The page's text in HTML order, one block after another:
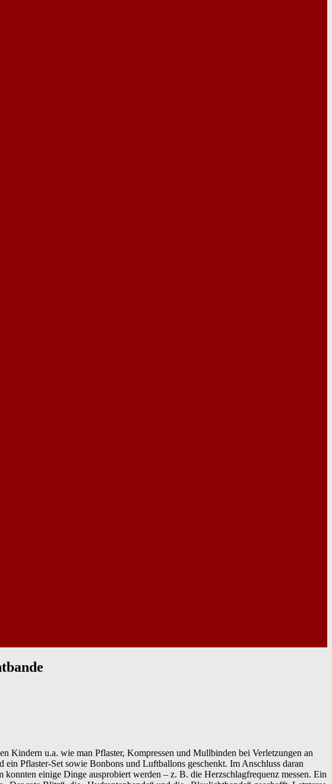
Kindern u.a. wie man Pflaster, Kompressen und Mullbinden bei Verletzungen an
Pflaster-Set sowie Bonbons und Luftballons geschenkt. Im Anschluss daran
einige Dinge ausprobiert werden – z. B. die Herzschlagfrequenz messen. Ein